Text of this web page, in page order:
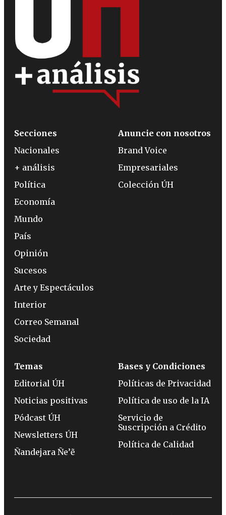
Secciones
Nacionales
+ análisis
Política
Economía
Mundo
País
Opinión
Sucesos
Arte y Espectáculos
Interior
Correo Semanal
Sociedad
Anuncie con nosotros
Brand Voice
Empresariales
Colección ÚH
Temas
Editorial ÚH
Noticias positivas
Pódcast ÚH
Newsletters ÚH
Ñandejara Ñe’ẽ
Bases y Condiciones
Políticas de Privacidad
Política de uso de la IA
Servicio de
Suscripción a Crédito
Política de Calidad